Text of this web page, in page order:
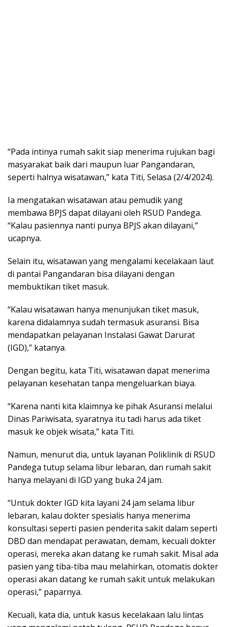
“Pada intinya rumah sakit siap menerima rujukan bagi
masyarakat baik dari maupun luar Pangandaran,
seperti halnya wisatawan,” kata Titi, Selasa (2/4/2024).
Ia mengatakan wisatawan atau pemudik yang
membawa BPJS dapat dilayani oleh RSUD Pandega.
“Kalau pasiennya nanti punya BPJS akan dilayani,”
ucapnya.
Selain itu, wisatawan yang mengalami kecelakaan laut
di pantai Pangandaran bisa dilayani dengan
membuktikan tiket masuk.
“Kalau wisatawan hanya menunjukan tiket masuk,
karena didalamnya sudah termasuk asuransi. Bisa
mendapatkan pelayanan Instalasi Gawat Darurat
(IGD),” katanya.
Dengan begitu, kata Titi, wisatawan dapat menerima
pelayanan kesehatan tanpa mengeluarkan biaya.
“Karena nanti kita klaimnya ke pihak Asuransi melalui
Dinas Pariwisata, syaratnya itu tadi harus ada tiket
masuk ke objek wisata,” kata Titi.
Namun, menurut dia, untuk layanan Poliklinik di RSUD
Pandega tutup selama libur lebaran, dan rumah sakit
hanya melayani di IGD yang buka 24 jam.
“Untuk dokter IGD kita layani 24 jam selama libur
lebaran, kalau dokter spesialis hanya menerima
konsultasi seperti pasien penderita sakit dalam seperti
DBD dan mendapat perawatan, demam, kecuali dokter
operasi, mereka akan datang ke rumah sakit. Misal ada
pasien yang tiba-tiba mau melahirkan, otomatis dokter
operasi akan datang ke rumah sakit untuk melakukan
operasi,” paparnya.
Kecuali, kata dia, untuk kasus kecelakaan lalu lintas